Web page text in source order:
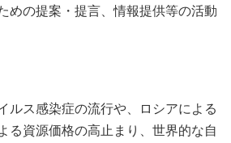
めの提案・提言、情報提供等の活動
ルス感染症の流行や、ロシアによる
る資源価格の高止まり、世界的な自